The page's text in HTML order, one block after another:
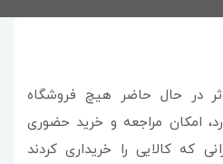
در حال حاضر هیچ فروشگاه
امکان مراجعه و خرید حضوری
که کالایی را خریداری کردند